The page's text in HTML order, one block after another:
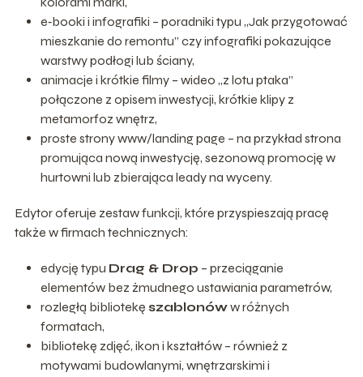
e‑booki i infografiki – poradniki typu „Jak przygotować
mieszkanie do remontu” czy infografiki pokazujące
warstwy podłogi lub ściany,
animacje i krótkie filmy – wideo „z lotu ptaka”
połączone z opisem inwestycji, krótkie klipy z
metamorfoz wnętrz,
proste strony www/landing page – na przykład strona
promująca nową inwestycję, sezonową promocję w
hurtowni lub zbierająca leady na wyceny.
Edytor oferuje zestaw funkcji, które przyspieszają pracę
także w firmach technicznych:
edycję typu Drag & Drop – przeciąganie
elementów bez żmudnego ustawiania parametrów,
rozległą bibliotekę szablonóww różnych
formatach,
bibliotekę zdjęć, ikon i kształtów – również z
motywami budowlanymi, wnętrzarskimi i